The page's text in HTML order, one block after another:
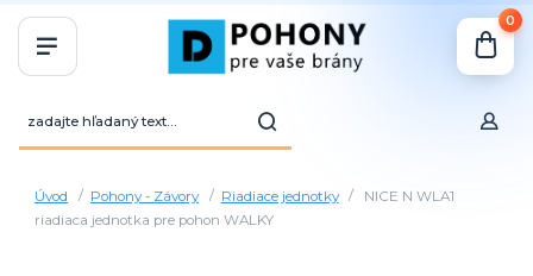
0
Úvod Pohony - Závory Riadiace jednotky
NICE N WLA1
riadiaca jednotka pre pohon WALKY